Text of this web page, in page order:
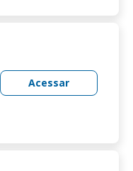
Acessar